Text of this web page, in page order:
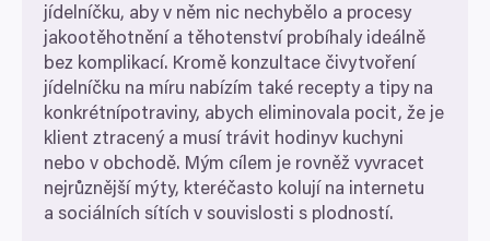
jídelníčku, aby v něm nic nechybělo a procesy
jakootěhotnění a těhotenství probíhaly ideálně
bez komplikací. Kromě konzultace čivytvoření
jídelníčku na míru nabízím také recepty a tipy na
konkrétnípotraviny, abych eliminovala pocit, že je
klient ztracený a musí trávit hodinyv kuchyni
nebo v obchodě. Mým cílem je rovněž vyvracet
nejrůznější mýty, kteréčasto kolují na internetu
a sociálních sítích v souvislosti s plodností.